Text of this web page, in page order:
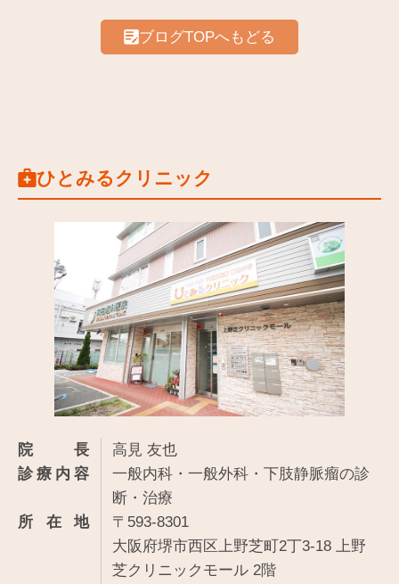
ブログTOPへもどる
ひとみるクリニック
院長
高見 友也
診療内容
一般内科・一般外科・下肢静脈瘤の診
断・治療
所在地
〒593-8301
大阪府堺市西区上野芝町2丁3-18 上野
芝クリニックモール 2階